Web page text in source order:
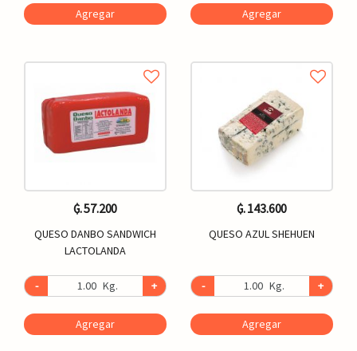
Agregar
₲. 57.200
QUESO DANBO SANDWICH
LACTOLANDA
- Kg. +
Agregar
Agregar
₲. 143.600
QUESO AZUL SHEHUEN
- Kg. +
Agregar